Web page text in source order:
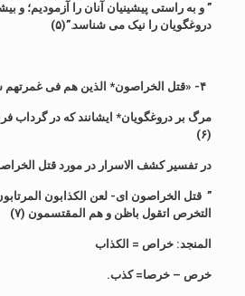
” و به راستی پیشینیان آنان را آزمودیم؛ و
دروغگویان را نیک می شناسد.”(۵)
مرگ بر دروغگویان* ایشانند که در گرداب
(۶)
در تفسیر کشف الاسرار در مورد قتل
” قتل الخراصون ای- لعن الکذابون
التخرص اتقول باظن و هم المقتسمون (۷)
المنجد: خراص = الکذاب
خرص – خرصا= کذب.